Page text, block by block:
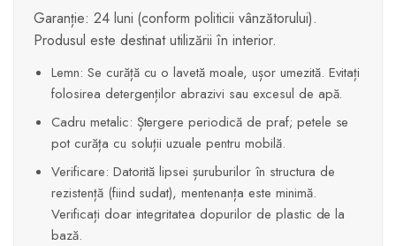
Garanție: 24 luni (conform politicii vânzătorului).
Produsul este destinat utilizării în interior.
Lemn: Se curăță cu o lavetă moale, ușor umezită. Evitați
folosirea detergenților abrazivi sau excesul de apă.
Cadru metalic: Ștergere periodică de praf; petele se
pot curăța cu soluții uzuale pentru mobilă.
Verificare: Datorită lipsei șuruburilor în structura de
rezistență (fiind sudat), mentenanța este minimă.
Verificați doar integritatea dopurilor de plastic de la
bază.